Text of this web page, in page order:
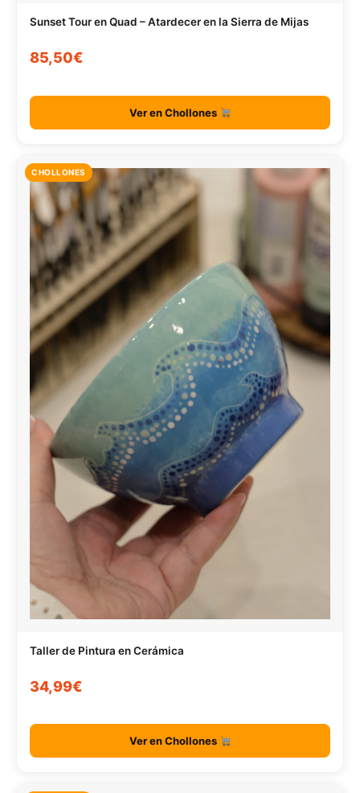
Sunset Tour en Quad – Atardecer en la Sierra de Mijas
85,50€
Ver en Chollones
CHOLLONES
Taller de Pintura en Cerámica
34,99€
Ver en Chollones